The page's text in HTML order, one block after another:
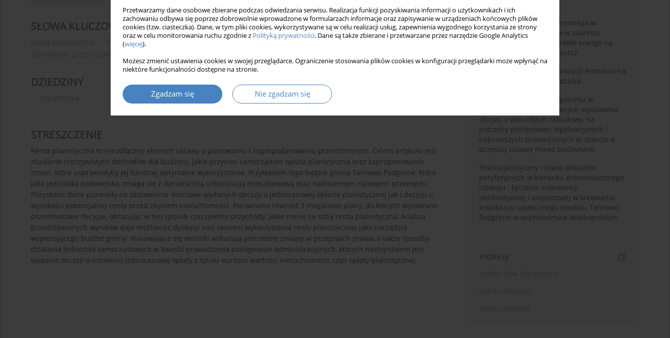
Przetwarzamy dane osobowe zbierane podczas odwiedzania serwisu. Realizacja funkcji pozyskiwania informacji o użytkownikach i ich
zachowaniu odbywa się poprzez dobrowolnie wprowadzone w formularzach informacje oraz zapisywanie w urządzeniach końcowych plików
cookies (tzw. ciasteczka). Dane, w tym pliki cookies, wykorzystywane są w celu realizacji usług, zapewnienia wygodnego korzystania ze strony
oraz w celu monitorowania ruchu zgodnie z Polityką prywatności. Dane są także zbierane i przetwarzane przez narzędzie Google Analytics
(więcej).
Możesz zmienić ustawienia cookies w swojej przeglądarce. Ograniczenie stosowania plików cookies w konfiguracji przeglądarki może wpłynąć na
niektóre funkcjonalności dostępne na stronie.
Zgadzam się Nie zgadzam się
SŁOWA KLUCZOWE
Renta planistyczna Opłata planistyczna
ustawa o planowaniu i zagospo-darowaniu przestrzennym
planowanie przestrzenne
DZIEDZINY
Urbanistyka
STRESZCZENIE
Renta planistyczna to nieodłączny element ustawy o planowaniu i zagospodarowaniu przestrzennym. Celem artykułu jest
zbadanie rzeczywistych dochodów dla budżetu, jakie przynosi samorządom opłata planistyczna oraz zaproponowanie
zmian, które usprawniłyby jej bardziej optymalne wykorzystanie. Przykładem tego będzie gmina Tarnowo Podgórne, która
jako jednostka podmiejska, zmaga się z dynamiczną urbanizacją mieszkaniową oraz nadmiernym rozwojem przemysłu.
Pozyskane dane pozwoliły na zestawienie ilościowe wydanych decyzji o jednorazowej opłacie planistycznej jak i decyzji o
wysokości potencjalnej renty przed zbyciem nieruchomości. Porównano również 3 miejscowe plany, do których wydawano
przedmiotowe decyzje, obrazując w ten sposób rzeczywiste przychody, jakie niesie za sobą renta planistyczna. Analiza
przedstawionych wyników daje możliwość dyskusji nad sensem wykorzystania renty planistycznej jako narzędzia
wspierającego budżet gminy. Nasuwające się wnioski wskazują potrzebne zmiany w przepisach prawa, a także sposoby
działania jednostek samorządowych w kwestii prowadzenia postępowań administracyjnych, których następstwem jest
wydanie decyzji o ustaleniu jednorazowej opłaty z tytułu wzrostu wartości nieruchomości, czyli opłaty planistycznej.
Rola planowania przestrzennego w
realizacji strategii miasta w zakresie
rozwoju odnawialnych źródeł energii na
przykładzie miasta Bydgoszcz
Analiza zasięgu suburbanizacji Poznania na
przykładzie gminy Pobiedziska
Konstytucyjna zasada legalizmu w
kontekście podstaw prawnych wydawania
decyzji o warunkach zabudowy, na
potrzeby postępowań legalizacyjnych i
naprawczych prowadzonych w oparciu o
przepisy ustawy Prawo budowlane.
Postsocjalistyczny rozwój obszarów
peryferyjnych w kierunku zrównoważonego
rozwoju : łączenie interwencji
delibeatywnej i projektowej w kreowaniu
krajobrazu społecznego powiatu Tarnowo
Podgórne w województwie Wielkopolskim.
Indeksy